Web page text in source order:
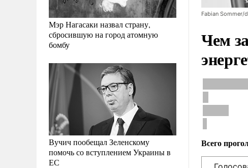
Мэр Нагасаки назвал страну,
сбросившую на город атомную
бомбу
Вучич пообещал Зеленскому
помочь со вступлением Украины в
ЕС
Fabian Sommer/
Чем
Всего